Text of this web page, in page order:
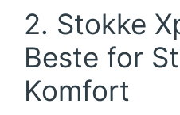
2. Stokke
Beste for
Komfort